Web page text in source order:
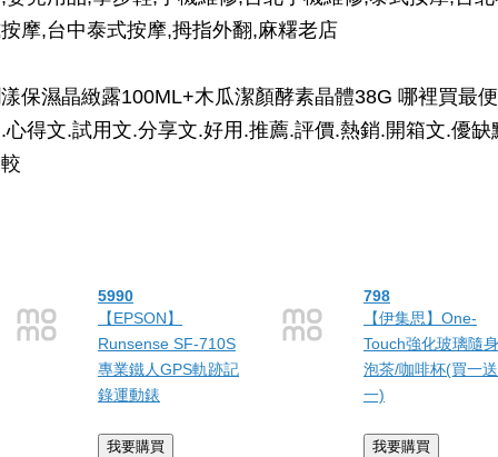
摩,台中泰式按摩,拇指外翻,麻糬老店
保濕晶緻露100ML+木瓜潔顏酵素晶體38G 哪裡買最便
心得文.試用文.分享文.好用.推薦.評價.熱銷.開箱文.優缺
5990
【EPSON】
Runsense SF-710S
專業鐵人GPS軌跡記
錄運動錶
798
【伊集思】One-
Touch強化玻璃隨身
泡茶/咖啡杯(買一送
一)